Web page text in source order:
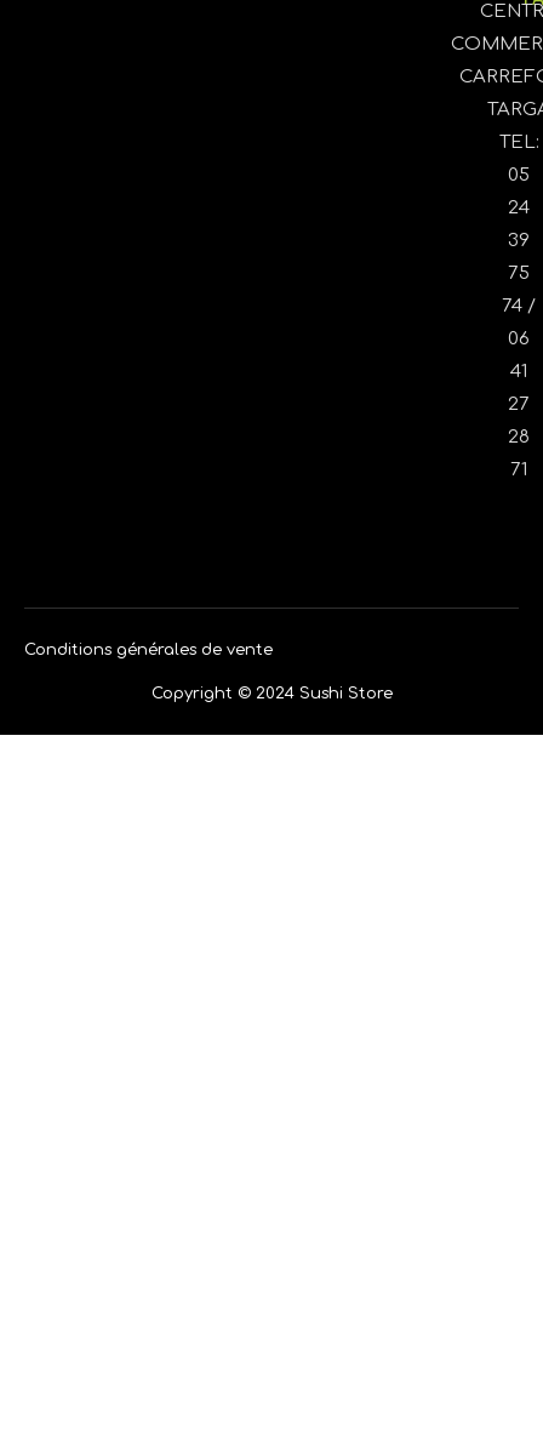
TEL:
05
24
39
75
74 /
06
41
27
28
71
Copyright © 2024 Sushi Store
Conditions générales de vente